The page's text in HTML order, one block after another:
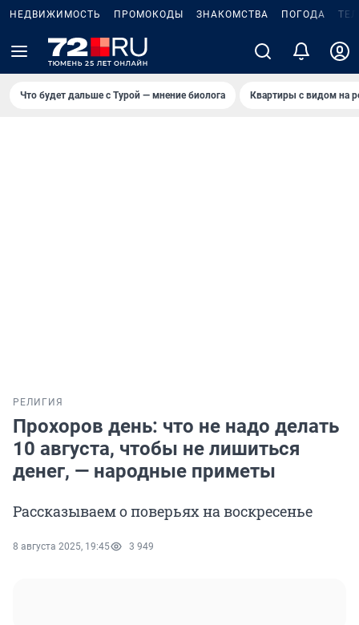
НЕДВИЖИМОСТЬ ПРОМОКОДЫ ЗНАКОМСТВА ПОГОДА
Что будет дальше с Турой — мнение биолога Квартиры с видом на
РЕЛИГИЯ
Прохоров день: что не надо делать
10 августа, чтобы не лишиться
денег, — народные приметы
Рассказываем о поверьях на воскресенье
8 августа 2025, 19:45 3 949